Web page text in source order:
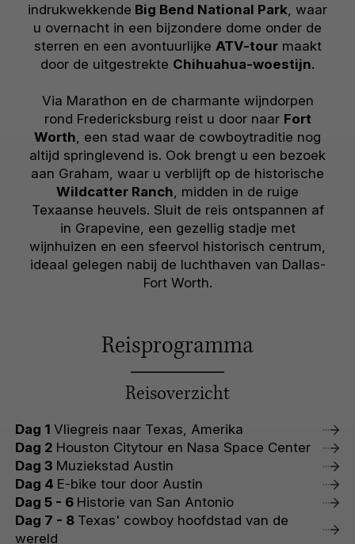
indrukwekkende Big Bend National Park, waar
u overnacht in een bijzondere dome onder de
sterren en een avontuurlijke ATV-tourmaakt
door de uitgestrekte Chihuahua-woestijn.
Via Marathon en de charmante wijndorpen
rond Fredericksburg reist u door naar Fort
Worth, een stad waar de cowboytraditie nog
altijd springlevend is. Ook brengt u een bezoek
aan Graham, waar u verblijft op de historische
Wildcatter Ranch, midden in de ruige
Texaanse heuvels. Sluit de reis ontspannen af
in Grapevine, een gezellig stadje met
wijnhuizen en een sfeervol historisch centrum,
ideaal gelegen nabij de luchthaven van Dallas-
Fort Worth.
Reisprogramma
Reisoverzicht
Dag 1 Vliegreis naar Texas, Amerika
Dag 2 Houston Citytour en Nasa Space Center
Dag 3 Muziekstad Austin
Dag 4 E-bike tour door Austin
Dag 5 - 6 Historie van San Antonio
Dag 7 - 8 Texas' cowboy hoofdstad van de
wereld